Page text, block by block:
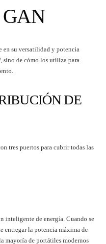
GAN
en su versatilidad y potencia
sino de cómo los utiliza para
DE
tres puertos para cubrir todas las
inteligente de energía. Cuando se
entregar la potencia máxima de
mayoría de portátiles modernos